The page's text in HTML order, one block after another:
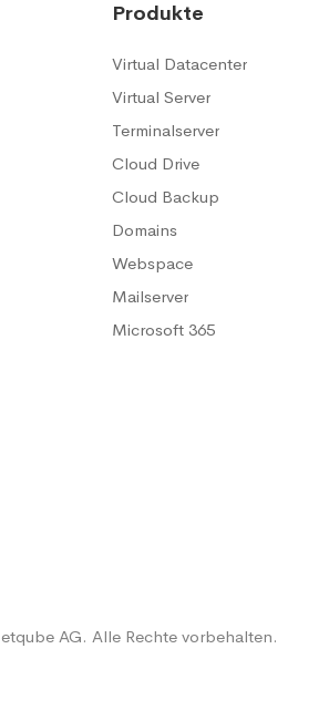
Produkte
Virtual Datacenter
Virtual Server
Terminalserver
Cloud Drive
Cloud Backup
Domains
Webspace
Mailserver
Microsoft 365
AG. Alle Rechte vorbehalten.